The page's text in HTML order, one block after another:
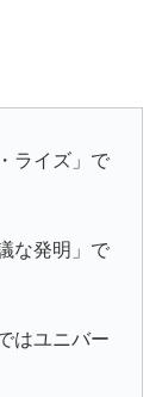
ライズ」で
な発明」で
はユニバー